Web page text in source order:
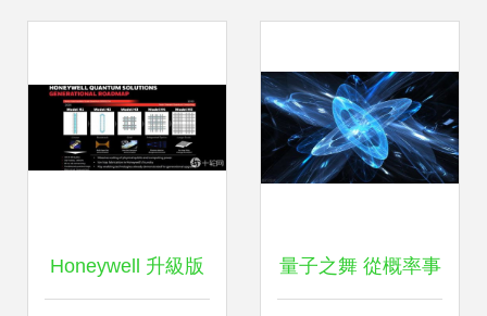
Honeywell 升級版 量子之舞 從概率事